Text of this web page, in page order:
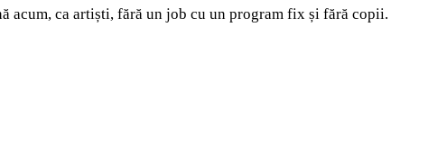
acum, ca artiști, fără un job cu un program fix și fără copii.